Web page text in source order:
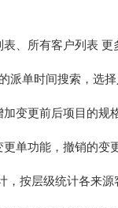
、所有客户列表
派单时间搜索，选
加变更前后项目的规
更单功能，撤销的变
，按层级统计各来源